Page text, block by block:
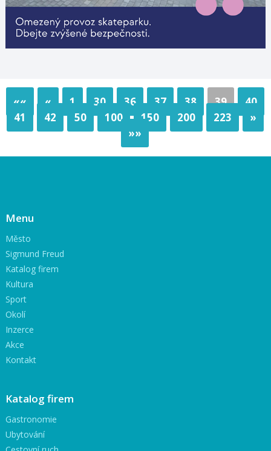
«« « 1 30 36 37 38 39
40
41
42 50 100 150 200 223
»
»»
Menu
Město
Sigmund Freud
Katalog firem
Kultura
Sport
Okolí
Inzerce
Akce
Kontakt
Katalog firem
Gastronomie
Ubytování